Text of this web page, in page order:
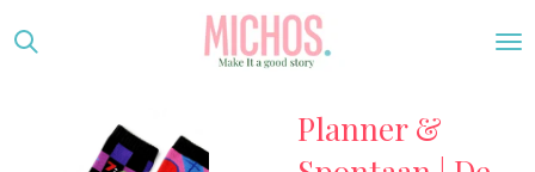
Ga
direct
hoofdinhoud
Planner &